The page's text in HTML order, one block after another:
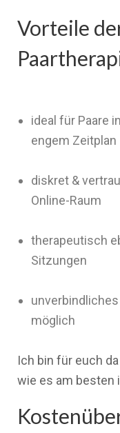
Vorteile
ideal für Paare
engem Zeitplan
diskret &
Online-Raum
therapeutisch
Sitzungen
möglich
Ich bin für euch
wie es am besten